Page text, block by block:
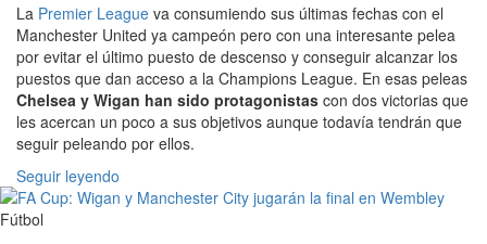
La Premier League va consumiendo sus últimas fechas con el
Manchester United ya campeón pero con una interesante pelea
por evitar el último puesto de descenso y conseguir alcanzar los
puestos que dan acceso a la Champions League. En esas peleas
Chelsea y Wigan han sido protagonistas con dos victorias que
les acercan un poco a sus objetivos aunque todavía tendrán que
seguir peleando por ellos.
Seguir leyendo
Fútbol